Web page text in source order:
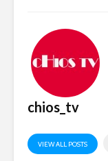
chios_tv
VIEW ALL POSTS